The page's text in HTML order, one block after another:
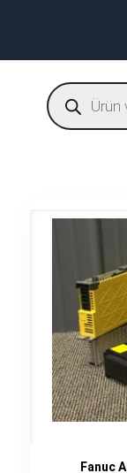
Products
search
Fanuc